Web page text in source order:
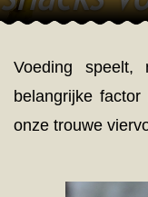
Voeding
belangrijke
onze trouwe